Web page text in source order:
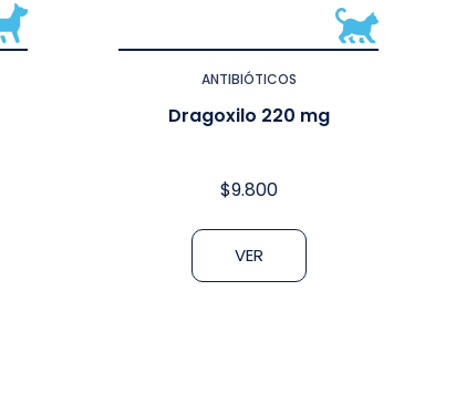
ANTIBIÓTICOS
Dragoxilo 220 mg
$9.800
VER